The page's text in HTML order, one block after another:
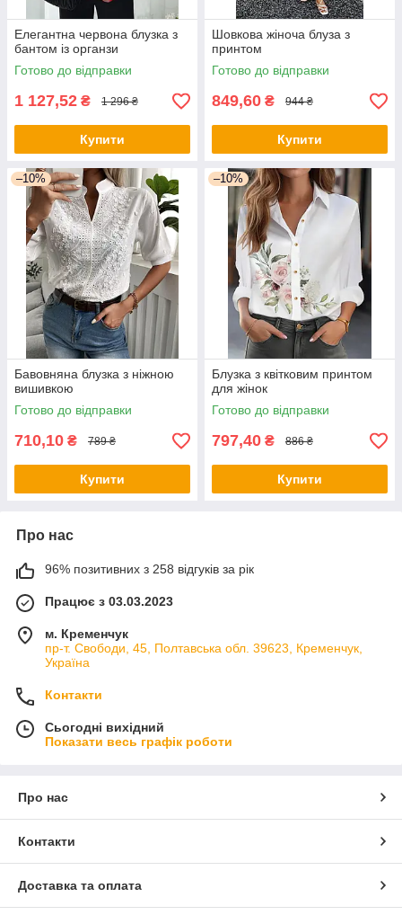
Елегантна червона блузка з
бантом із органзи
Готово до відправки
1 127,52 ₴ 1 296 ₴
Купити
Шовкова жіноча блуза з
принтом
Готово до відправки
849,60 ₴ 944 ₴
Купити
–10%
Бавовняна блузка з ніжною
вишивкою
Готово до відправки
710,10 ₴ 789 ₴
Купити
–10%
Блузка з квітковим принтом
для жінок
Готово до відправки
797,40 ₴ 886 ₴
Купити
Про нас
96% позитивних з 258 відгуків за рік
Працює з 03.03.2023
м. Кременчук
пр-т. Свободи, 45, Полтавська обл. 39623, Кременчук,
Україна
Контакти
Сьогодні вихідний
Показати весь графік роботи
Про нас
Контакти
Доставка та оплата